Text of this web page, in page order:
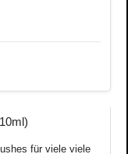
für viele viele